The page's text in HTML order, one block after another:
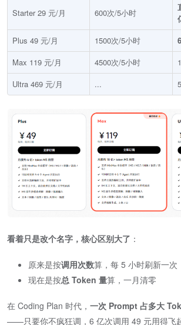
Starter 29 元/月 ​600次/5小时​
Plus 49 元/月
1500次/5小时
Max 119 元/月
4500次/5小时
Ultra 469 元/月
...
看着只是改个名字，核心区别大了 ​：
原来是按调用次数算，每 5 小时刷新一次
现在是按总 Token 量算，一月清零
在 Coding Plan 时代，​ 一次 Prompt 占多大
——只要你不疯狂调，6 亿次调用 49 元用得飞